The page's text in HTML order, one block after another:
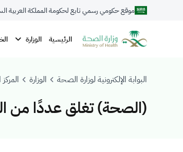
موقع حكومي رسمي تابع لحكومة المملكة العربية
الرئيسية الوزارة
البوابة الإلكترونية لوزارة الصحة الوزارة
(الصحة) تغلق عددًا من